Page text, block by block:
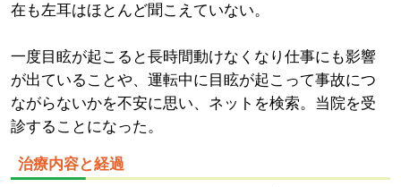
在も左耳はほとんど聞こえていない。
一度目眩が起こると長時間動けなくなり仕事にも影響
が出ていることや、運転中に目眩が起こって事故につ
ながらないかを不安に思い、ネットを検索。当院を受
診することになった。
治療内容と経過